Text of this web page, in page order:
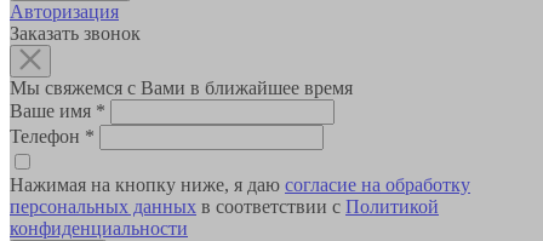
Авторизация
Заказать звонок
Мы свяжемся с Вами в ближайшее время
Ваше имя *
Телефон *
Нажимая на кнопку ниже, я даю согласие на обработку
персональных данных в соответствии с Политикой
конфиденциальности